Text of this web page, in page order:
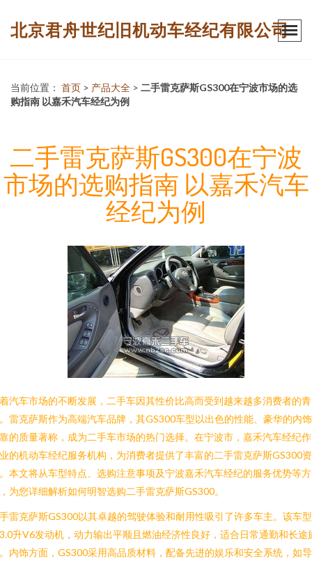
北京君舟世纪旧机动车经纪有限公司
当前位置： 首页 > 产品大全 > 二手雷克萨斯GS300在宁波市场的选
购指南 以嘉禾汽车经纪为例
二手雷克萨斯GS300在宁波
市场的选购指南 以嘉禾汽车
经纪为例
汽车市场的不断发展，二手车因其性价比高而受到越来越多消费者的青
雷克萨斯作为高端汽车品牌，其GS300车型以出色的性能、豪华的内
的质量著称，成为二手车市场的热门选择。在宁波市，嘉禾汽车经纪
的机动车经纪服务机构，为消费者提供了丰富的二手雷克萨斯GS300资
本文将从车型特点、选购注意事项及宁波嘉禾汽车经纪的服务优势等方
为您详细解析如何明智选购二手雷克萨斯GS300。
雷克萨斯GS300以其卓越的驾驶体验和耐用性吸引了许多车主。该车
升V6发动机，动力输出平顺且燃油经济性良好，适合日常通勤和长途
内饰方面，GS300采用高品质材料，配备先进的娱乐和安全系统，如导